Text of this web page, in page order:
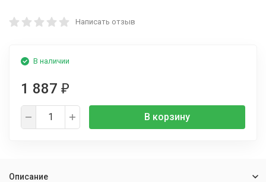
Написать отзыв
В наличии
1 887 ₽
В корзину
Описание